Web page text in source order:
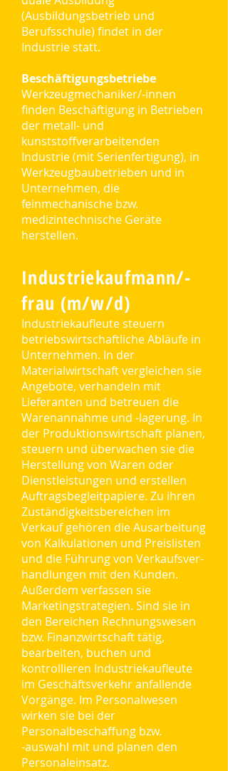
(Ausbildungsbetrieb und
Berufsschule) findet in der
Industrie statt.
Beschäftigungsbetriebe
Werkzeugmechaniker/-innen
finden Beschäftigung in Betrieben
der metall- und
kunststoffverarbeitenden
Industrie (mit Serienfertigung), in
Werkzeugbaubetrieben und in
Unternehmen, die
feinmechanische bzw.
medizintechnische Geräte
herstellen.
Industriekaufmann/-
frau (m/w/d)
Industriekaufleute steuern
betriebswirtschaftliche Abläufe in
Unternehmen. In der
Materialwirtschaft vergleichen sie
Angebote, verhandeln mit
Lieferanten und betreuen die
Warenannahme und ‑lagerung. In
der Produktionswirtschaft planen,
steuern und überwachen sie die
Herstellung von Waren oder
Dienstleistungen und erstellen
Auftragsbegleitpapiere. Zu ihren
Zuständigkeitsbereichen im
Verkauf gehören die Ausarbeitung
von Kalkulationen und Preislisten
und die Führung von Verkaufsver-
handlungen mit den Kunden.
Außerdem verfassen sie
Marketingstrategien. Sind sie in
den Bereichen Rechnungswesen
bzw. Finanzwirtschaft tätig,
bearbeiten, buchen und
kontrollieren Industriekaufleute
im Geschäftsverkehr anfallende
Vorgänge. Im Personalwesen
wirken sie bei der
Personalbeschaffung bzw.
‑auswahl mit und planen den
Personaleinsatz.